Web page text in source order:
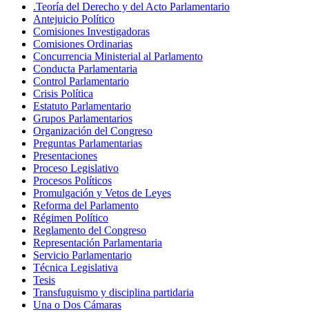
.Teoría del Derecho y del Acto Parlamentario
Antejuicio Político
Comisiones Investigadoras
Comisiones Ordinarias
Concurrencia Ministerial al Parlamento
Conducta Parlamentaria
Control Parlamentario
Crisis Política
Estatuto Parlamentario
Grupos Parlamentarios
Organización del Congreso
Preguntas Parlamentarias
Presentaciones
Proceso Legislativo
Procesos Políticos
Promulgación y Vetos de Leyes
Reforma del Parlamento
Régimen Político
Reglamento del Congreso
Representación Parlamentaria
Servicio Parlamentario
Técnica Legislativa
Tesis
Transfuguismo y disciplina partidaria
Una o Dos Cámaras